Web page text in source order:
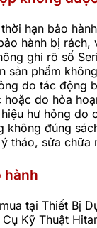
hạn bảo
hành bị
ghi rõ số
sản phẩm
do tác động
do hỏa
hư hỏng do
không đúng
tháo, sửa chữa
hành
tại Thiết Bị
Cụ Kỹ Thuật